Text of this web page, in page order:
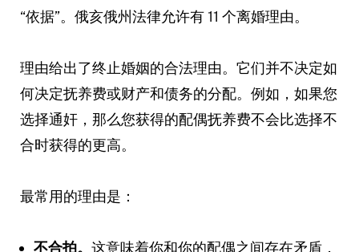
“依据”。俄亥俄州法律允许有 11 个离婚理由。
理由给出了终止婚姻的合法理由。它们并不决定如
何决定抚养费或财产和债务的分配。例如，如果您
选择通奸，那么您获得的配偶抚养费不会比选择不
合时获得的更高。
最常用的理由是：
不合拍。 这意味着你和你的配偶之间存在矛盾，